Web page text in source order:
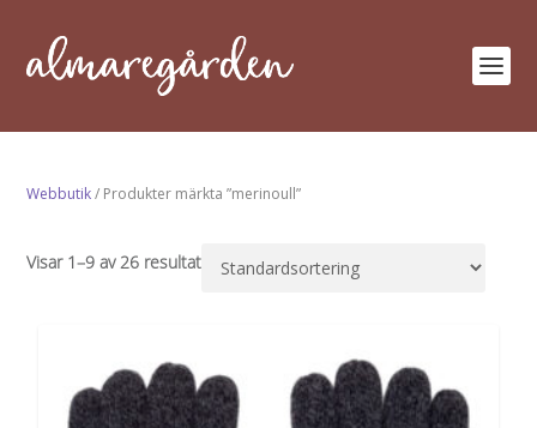
Webbutik/ Produkter märkta ”merinoull”
Visar 1–9 av 26 resultat